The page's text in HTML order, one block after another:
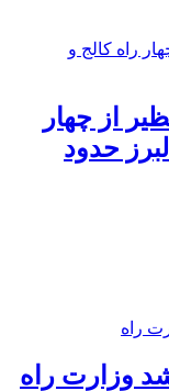
از چهار
حدود
وزارت راه